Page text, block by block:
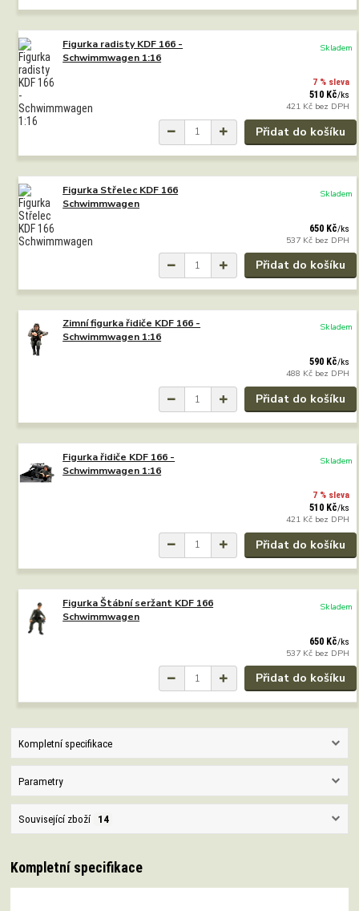
Figurka radisty KDF 166 -
Schwimmwagen 1:16
7 % sleva
510 Kč/ks
421 Kč bez DPH
Skladem
Přidat do košíku
Figurka Střelec KDF 166
Schwimmwagen
650 Kč/ks
537 Kč bez DPH
Skladem
Přidat do košíku
Zimní figurka řidiče KDF 166 -
Schwimmwagen 1:16
590 Kč/ks
488 Kč bez DPH
Skladem
Přidat do košíku
Figurka řidiče KDF 166 -
Schwimmwagen 1:16
7 % sleva
510 Kč/ks
421 Kč bez DPH
Skladem
Přidat do košíku
Figurka Štábní seržant KDF 166
Schwimmwagen
650 Kč/ks
537 Kč bez DPH
Skladem
Přidat do košíku
Kompletní specifikace
Parametry
Související zboží 14
Kompletní specifikace